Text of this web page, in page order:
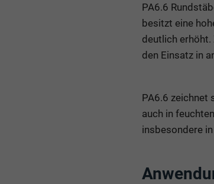
PA6.6
besitzt eine
deutlich erhöht.
den Einsatz in
PA6.6 zeichnet
auch in
insbesondere